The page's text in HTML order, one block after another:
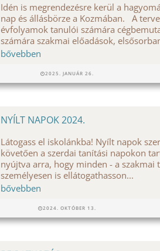
Idén is megrendezésre kerül a
nap és állásbörze a Kozmában. A
évfolyamok tanulói számára
számára szakmai előadások,
bővebben
2025. JANUÁR 26.
NYÍLT NAPOK 2024.
Látogass el iskolánkba! Nyílt napok
követően a szerdai tanítási napokon
nyújtva arra, hogy minden - a
személyesen is ellátogathasson...
bővebben
2024. OKTÓBER 13.